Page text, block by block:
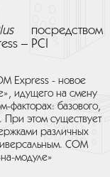
посредством
– PCI
Express - новое
идущего на смену
факторах: базового,
этом существует
различных
COM
модуле»